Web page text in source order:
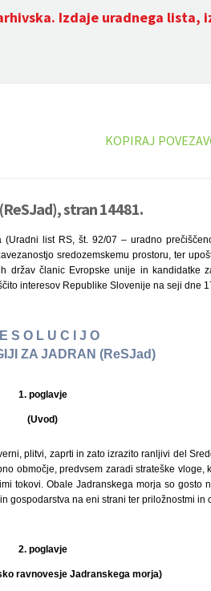
Izdaje uradnega lista,
KOPIRAJ
stran 14481.
list RS, št. 92/07 – uradno
sredozemskemu prostoru, ter
držav članic Evropske unije in kandidatke
interesov Republike Slovenije na seji dne
S O L U C I J O
ZA JADRAN (ReSJad)
1. poglavje
(Uvod)
plitvi, zaprti in zato izrazito ranljivi del
območje, predvsem zaradi strateške vloge,
tokovi. Obale Jadranskega morja so gosto
gospodarstva na eni strani ter priložnostmi in
2. poglavje
ravnovesje Jadranskega morja)